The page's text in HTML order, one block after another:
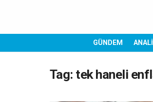
GÜNDEM
Tag: tek haneli